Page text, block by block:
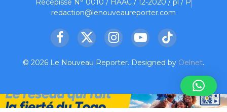
redaction@lenouveaureporter.com
Facebook
X
InstagramYouTubeTikTok
© 2026 Le Nouveau Reporter. Designed by Oelnet.